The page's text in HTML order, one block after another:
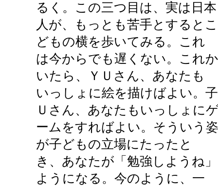
るく。この三つ目は、実は日本
人が、もっとも苦手とすると
どもの横を歩いてみる。これ
は今からでも遅くない。これ
いたら、ＹＵさん、あなたも
いっしょに絵を描けばよい。
Ｕさん、あなたもいっしょに
ームをすればよい。そういう
が子どもの立場にたったと
き、あなたが「勉強しようね
ようになる。今のように、一